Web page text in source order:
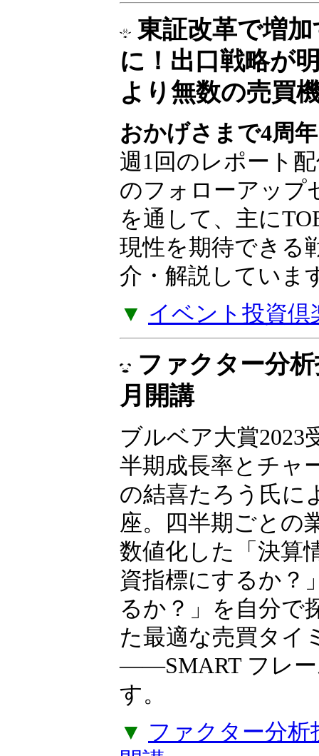
東証改革で増
に！出口戦略が
より無数の売買
おかげさまで4周年
週1回のレポート
のフォローアップ
を通して、主に
現性を期待できる
介・解説していま
▼ イベント投資倶
ファクター分
月開講
ブルベア大賞2023
半期成長率とチャ
の結喜たろう氏に
座。四半期ごとの
数値化した「決算
資指標にするか？
るか？」を自分で
た最適な売買タイ
――SMART フレー
す。
▼ ファクター分析